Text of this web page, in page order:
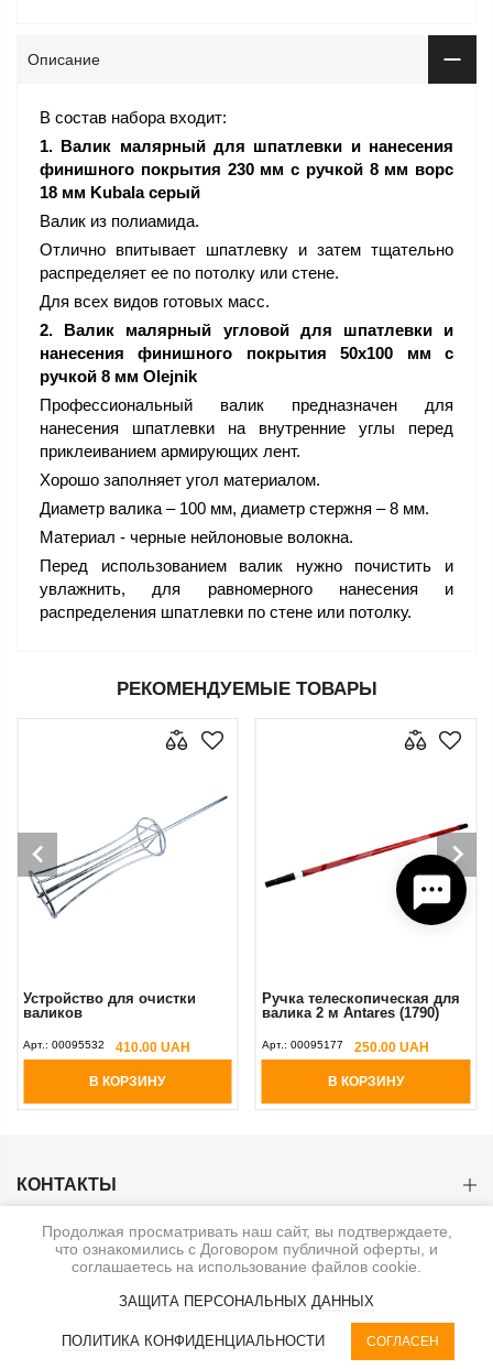
Описание
В состав набора входит:
1. Валик малярный для шпатлевки и нанесения
финишного покрытия 230 мм с ручкой 8 мм ворс
18 мм Kubala серый
Валик из полиамида.
Отлично впитывает шпатлевку и затем тщательно
распределяет ее по потолку или стене.
Для всех видов готовых масс.
2. Валик малярный угловой для шпатлевки и
нанесения финишного покрытия 50х100 мм с
ручкой 8 мм Olejnik
Профессиональный валик предназначен для
нанесения шпатлевки на внутренние углы перед
приклеиванием армирующих лент.
Хорошо заполняет угол материалом.
Диаметр валика – 100 мм, диаметр стержня – 8 мм.
Материал - черные нейлоновые волокна.
Перед использованием валик нужно почистить и
увлажнить, для равномерного нанесения и
распределения шпатлевки по стене или потолку.
РЕКОМЕНДУЕМЫЕ ТОВАРЫ
Устройство для очистки
валиков
Арт.: 00095532 410.00 UAH
В КОРЗИНУ
Ручка телескопическая для
валика 2 м Antares (1790)
Арт.: 00095177 250.00 UAH
В КОРЗИНУ
КОНТАКТЫ
КАТЕГОРИИ
ИНФОРМАЦИЯ
ФИЛЬТР КАБИНЕТ
Продолжая просматривать наш сайт, вы подтверждаете,
что ознакомились с Договором публичной оферты, и
соглашаетесь на использование файлов cookie.
ЗАЩИТА ПЕРСОНАЛЬНЫХ ДАННЫХ
ПОЛИТИКА КОНФИДЕНЦИАЛЬНОСТИ СОГЛАСЕН